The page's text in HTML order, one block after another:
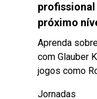
profissional
próximo
Aprenda
com Glauber
jogos como
Jornadas